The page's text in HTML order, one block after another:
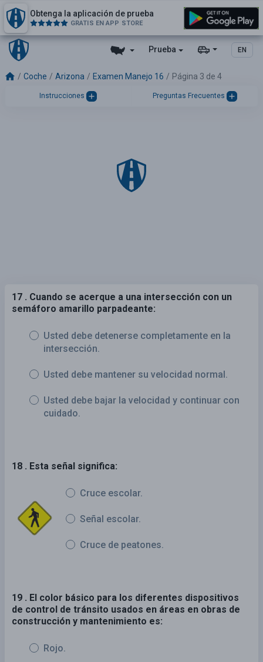
Prueba EN
Obtenga la aplicación de prueba
GRATIS EN APP STORE
Coche Arizona Examen Manejo 16 Página 3 de 4
Instrucciones Preguntas Frecuentes
17 . Cuando se acerque a una intersección con un
semáforo amarillo parpadeante:
Usted debe detenerse completamente en la
intersección.
Usted debe mantener su velocidad normal.
Usted debe bajar la velocidad y continuar con
cuidado.
18 . Esta señal significa:
Cruce escolar.
Señal escolar.
Cruce de peatones.
19 . El color básico para los diferentes dispositivos
de control de tránsito usados en áreas en obras de
construcción y mantenimiento es:
Rojo.